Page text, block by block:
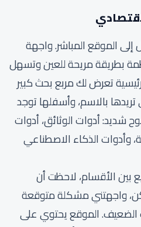
الموقع المباشر. واجهة
بطريقة مريحة للعين وتسهل
تعرض لك مربع بحث كبير
بالاسم، وأسفلها توجد
أدوات الوثائق، أدوات
وأدوات الذكاء الاصطناعي
بين الأقسام، لاحظت أن
واجهتني مشكلة متوقعة
الموقع يحتوي على